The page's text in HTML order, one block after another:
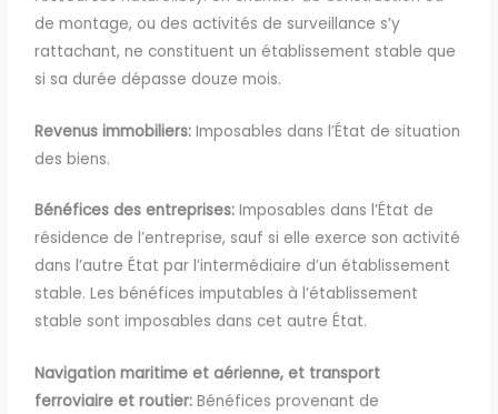
de montage, ou des activités de surveillance s’y
rattachant, ne constituent un établissement stable que
si sa durée dépasse douze mois.
Revenus immobiliers: Imposables dans l’État de situation
des biens.
Bénéfices des entreprises: Imposables dans l’État de
résidence de l’entreprise, sauf si elle exerce son activité
dans l’autre État par l’intermédiaire d’un établissement
stable. Les bénéfices imputables à l’établissement
stable sont imposables dans cet autre État.
Navigation maritime et aérienne, et transport
ferroviaire et routier: Bénéfices provenant de